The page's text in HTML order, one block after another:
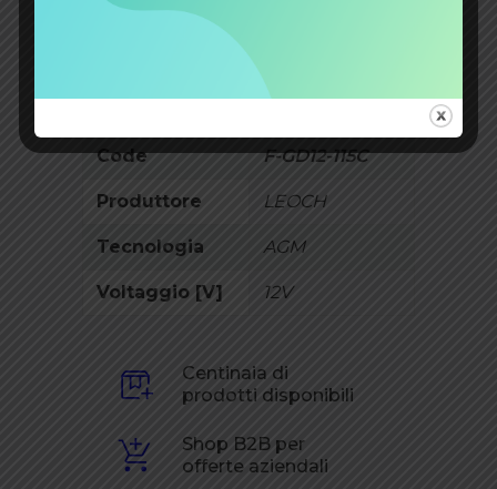
Code F-GD12-115C
Produttore LEOCH
Tecnologia AGM
Voltaggio [V] 12V
Centinaia di
prodotti disponibili
Shop B2B per
offerte aziendali